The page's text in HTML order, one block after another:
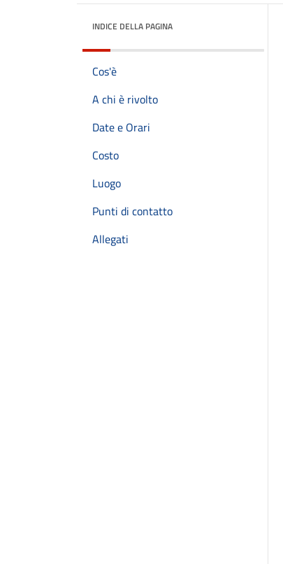
INDICE DELLA PAGINA
Cos'è
A chi è rivolto
Date e Orari
Costo
Luogo
Punti di contatto
Allegati